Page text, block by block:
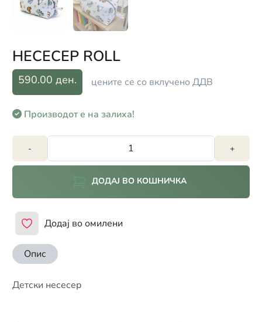
НЕСЕСЕР ROLL
590.00 ден. цените се со вклучено ДДВ
Производот е на залиха!
- +
ДОДАЈ ВО КОШНИЧКА
Додај во омилени
Опис
Детски несесер